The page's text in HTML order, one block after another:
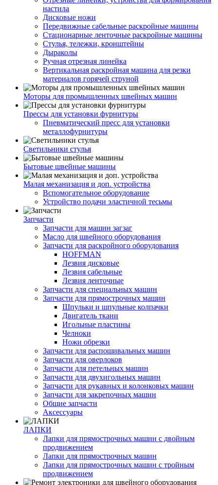
настила
Дисковые ножи
Передвижные сабельные раскройные машины
Стационарные ленточные раскройные машины
Стулья, тележки, кронштейны
Дыраколы
Ручная отрезная линейка
Вертикальная раскройная машина для резки
материалов горячей струной
Моторы для промышленных швейных машин
Прессы для установки фурнитуры
Пневматический пресс для установки
металлофурнитуры
Светильники стулья
Бытовые швейные машины
Малая механизация и доп. устройства
Вспомогательное оборудование
Устройство подачи эластичной тесьмы
Запчасти
Запчасти для машин загзаг
Масло для швейного оборудования
Запчасти для раскройного оборудования
HOFFMAN
Лезвия дисковые
Лезвия сабельные
Лезвия ленточные
Запчасти для специальных машин
Запчасти для прямострочных машин
Шпульки и шпульные колпачки
Двигатель ткани
Игольные пластины
Челноки
Ножи обрезки
Запчасти для распошивальных машин
Запчасти для оверлоков
Запчасти для петельных машин
Запчасти для двухигольных машин
Запчасти для рукавных и колонковых машин
Запчасти для закрепочных машин
Общие запчасти
Аксессуары
ЛАПКИ
Лапки для прямострочных машин с двойным
продвижением
Лапки для прямострочных машин
Лапки для прямострочных машин с тройным
продвижением